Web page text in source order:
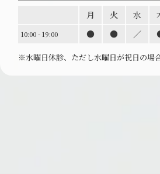
月 火 水
10:00 - 19:00 ● ● ／
※水曜日休診、ただし水曜日が祝日の場